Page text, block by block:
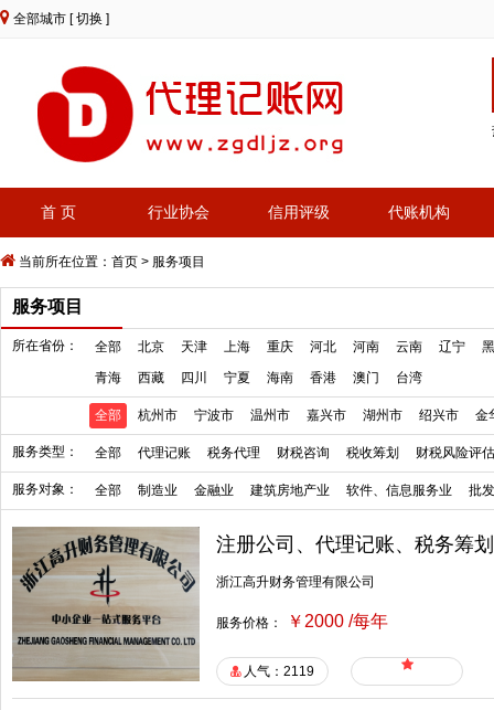
全部城市 [ 切换 ]
首 页 行业协会 信用评级 代账机构
当前所在位置： 首页 > 服务项目
服务项目
所在省份： 全部 北京 天津 上海 重庆 河北 河南 云南 辽宁
青海
西藏 四川 宁夏 海南 香港 澳门 台湾
全部 杭州市 宁波市 温州市 嘉兴市 湖州市 绍兴市 金
服务类型： 全部 代理记账 税务代理 财税咨询 税收筹划 财税风险评估
服务对象： 全部 制造业 金融业 建筑房地产业 软件、信息服务业 批
注册公司、代理记账、税务筹划
浙江高升财务管理有限公司
服务价格： ￥2000 /每年
人气：2119